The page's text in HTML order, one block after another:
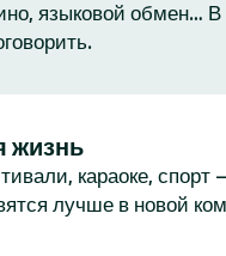
языковой обмен…
жизнь
караоке, спорт
лучше в новой